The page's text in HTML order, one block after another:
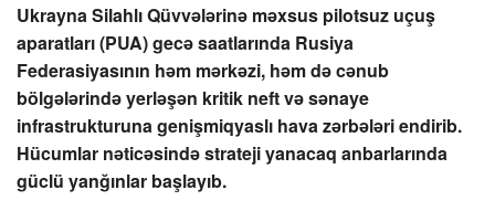
Ukrayna Silahlı Qüvvələrinə məxsus pilotsuz uçuş
aparatları (PUA) gecə saatlarında Rusiya
Federasiyasının həm mərkəzi, həm də cənub
bölgələrində yerləşən kritik neft və sənaye
infrastrukturuna genişmiqyaslı hava zərbələri endirib.
Hücumlar nəticəsində strateji yanacaq anbarlarında
güclü yanğınlar başlayıb.